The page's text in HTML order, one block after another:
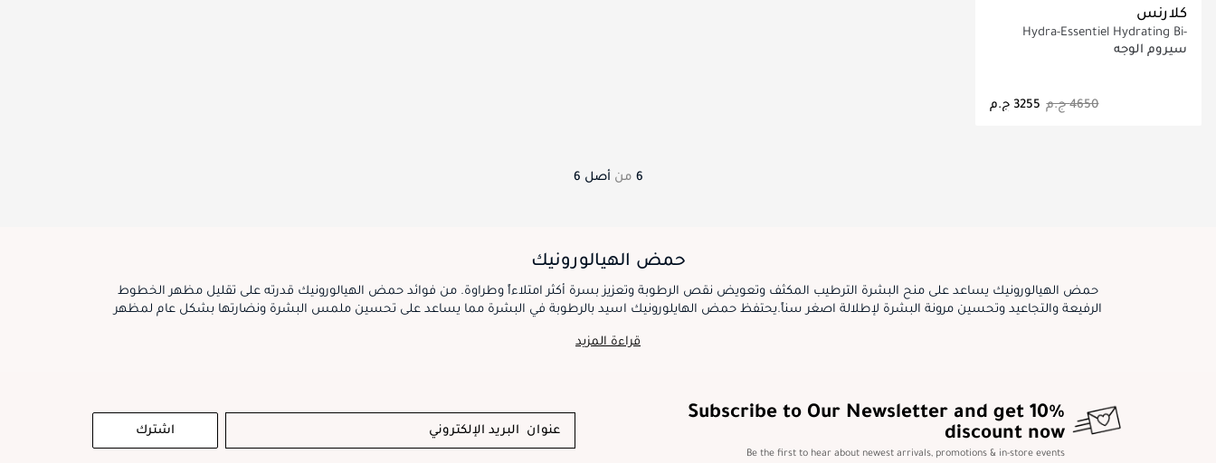
كلارنس
Hydra-Essentiel Hydrating Bi-
Phase Serum 30ML
سيروم الوجه
⁦4650⁩ ج.م
6 من أصل
حمض الهيالورونيك
حمض الهيالورونيك يساعد على منح البشرة الترطيب المكثف وتعويض نقص الرطوبة وتعزيز بسرة أكثر امتلاءاً وطراوة. من فوائد حمض الهيالورونيك قدرته على تقليل مظهر الخطوط
الرفيعة والتجاعيد وتحسين مرونة البشرة لإطلالة اصغر سناً.يحتفظ حمض الهايلورونيك اسيد بالرطوبة في البشرة مما يساعد على تحسين ملمس البشرة ونضارتها بشكل عام لمظهر
قراءة المزيد
Subscribe to Our Newsletter and get 10%
discount now
Be the first to hear about newest arrivals, promotions & in-store events
اشترك